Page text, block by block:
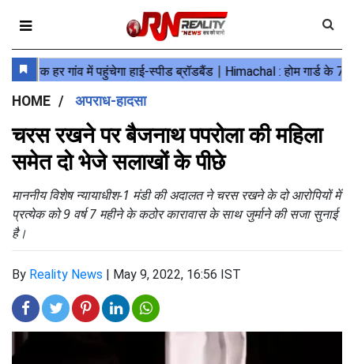
HOME अपराध-हादसा
चरस रखने पर बैजनाथ पपरोला की महिला
समेत दो भेजे सलाखों के पीछे
माननीय विशेष न्यायाधीश-1 मंडी की अदालत ने चरस रखने के दो आरोपियों में
प्रत्येक को 9 वर्ष 7 महीने के कठोर कारावास के साथ जुर्माने की सजा सुनाई
है।
By Reality News | May 9, 2022, 16:56 IST